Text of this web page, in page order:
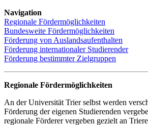
Navigation
Regionale Fördermöglichkeiten
Bundesweite Fördermöglichkeiten
Förderung von Auslandsaufenthalten
Förderung internationaler Studierender
Förderung bestimmter Zielgruppen
Regionale Fördermöglichkeiten
An der Universität Trier selbst werden
Förderung der eigenen Studierenden
regionale Förderer vergeben gezielt an